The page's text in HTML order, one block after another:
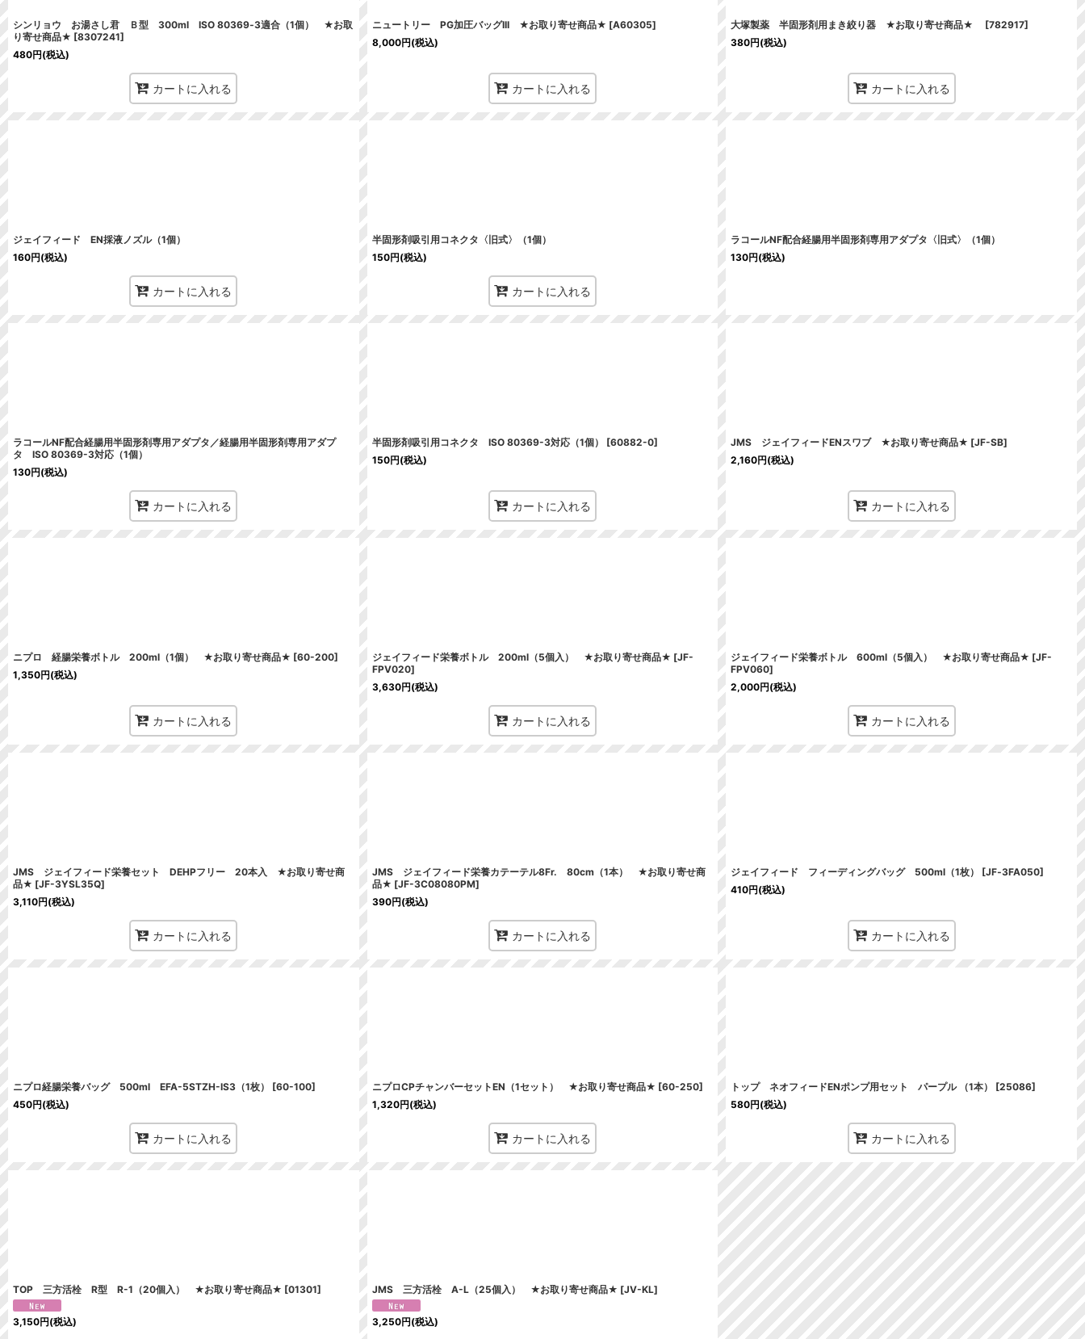
シンリョウ お湯さし君 Ｂ型 300ml ISO 80369‐3適合（1個） ★お取
り寄せ商品★ [8307241]
480円(税込)
カートに入れる
ニュートリー PG加圧バッグIII ★お取り寄せ商品★ [A60305]
8,000円(税込)
カートに入れる
大塚製薬 半固形剤用まき絞り器 ★お取り寄せ商品★ [782917]
380円(税込)
カートに入れる
ジェイフィード EN採液ノズル（1個）
160円(税込)
カートに入れる
半固形剤吸引用コネクタ〈旧式〉（1個）
150円(税込)
カートに入れる
ラコールNF配合経腸用半固形剤専用アダプタ〈旧式〉（1個）
130円(税込)
ラコールNF配合経腸用半固形剤専用アダプタ／経腸用半固形剤専用アダプ
タ ISO 80369-3対応（1個）
130円(税込)
カートに入れる
半固形剤吸引用コネクタ ISO 80369-3対応（1個） [60882-0]
150円(税込)
カートに入れる
JMS ジェイフィードENスワブ ★お取り寄せ商品★ [JF-SB]
2,160円(税込)
カートに入れる
ニプロ 経腸栄養ボトル 200ml（1個） ★お取り寄せ商品★ [60-200]
1,350円(税込)
カートに入れる
ジェイフィード栄養ボトル 200ml（5個入） ★お取り寄せ商品★ [JF-
FPV020]
3,630円(税込)
カートに入れる
ジェイフィード栄養ボトル 600ml（5個入） ★お取り寄せ商品★ [JF-
FPV060]
2,000円(税込)
カートに入れる
JMS ジェイフィード栄養セット DEHPフリー 20本入 ★お取り寄せ商
品★ [JF-3YSL35Q]
3,110円(税込)
カートに入れる
JMS ジェイフィード栄養カテーテル8Fr. 80cm（1本） ★お取り寄せ商
品★ [JF-3C08080PM]
390円(税込)
カートに入れる
ジェイフィード フィーディングバッグ 500ml（1枚） [JF‐3FA050]
410円(税込)
カートに入れる
ニプロ経腸栄養バッグ 500ml EFA-5STZH-IS3（1枚） [60-100]
450円(税込)
カートに入れる
ニプロCPチャンバーセットEN（1セット） ★お取り寄せ商品★ [60-250]
1,320円(税込)
カートに入れる
トップ ネオフィードENポンプ用セット パープル （1本） [25086]
580円(税込)
カートに入れる
TOP 三方活栓 R型 R-1（20個入） ★お取り寄せ商品★ [01301]
3,150円(税込)
JMS 三方活栓 A-L（25個入） ★お取り寄せ商品★ [JV-KL]
3,250円(税込)